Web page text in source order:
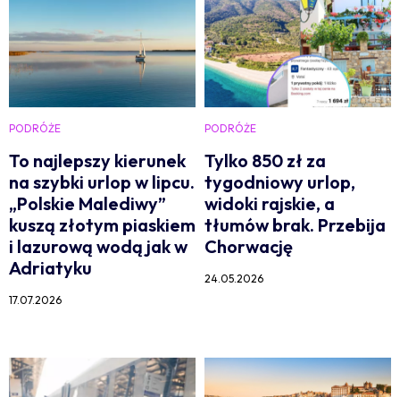
PODRÓŻE
To najlepszy kierunek
na szybki urlop w lipcu.
„Polskie Malediwy”
kuszą złotym piaskiem
i lazurową wodą jak w
Adriatyku
17.07.2026
PODRÓŻE
Tylko 850 zł za
tygodniowy urlop,
widoki rajskie, a
tłumów brak. Przebija
Chorwację
24.05.2026